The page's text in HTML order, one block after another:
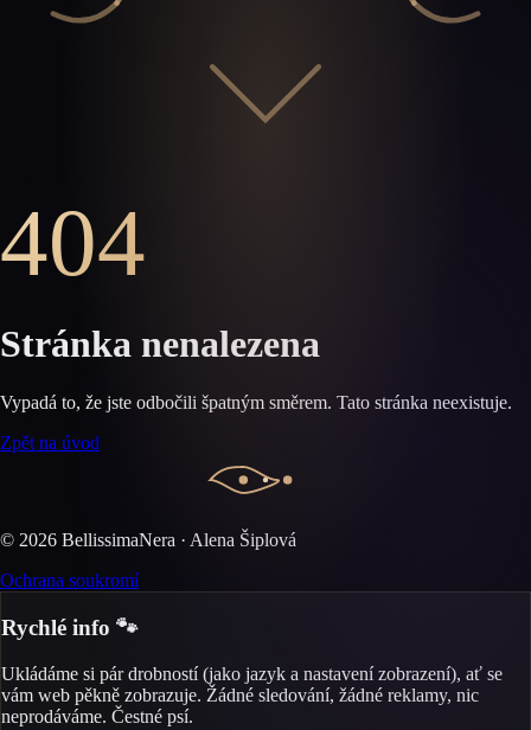
404
Stránka nenalezena
Vypadá to, že jste odbočili špatným směrem. Tato stránka neexistuje.
Zpět na úvod
© 2026 BellissimaNera · Alena Šiplová
Ochrana soukromí
Rychlé info 🐾
Ukládáme si pár drobností (jako jazyk a nastavení zobrazení), ať se
vám web pěkně zobrazuje. Žádné sledování, žádné reklamy, nic
neprodáváme. Čestné psí.